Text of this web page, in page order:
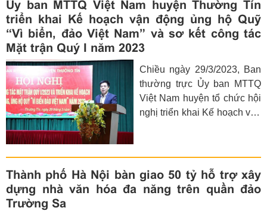
động viên cán bộ, chiến sỹ
và các tầng lớp Nhân dân
trên các vùng biển, đảo, góp
chủ quyền thiêng liêng của
Tổ quốc.
hợp thống nhất hành động
của Ủy ban MTTQ Việt Nam
quận Cầu Giấy năm 2023.
Hội trường Quận ủy, Ban
Thường trực Ủy ban MTTQ
Việt Nam quận Cầu Giấy đã
tổ chức Hội nghị phát động
2023.
Ủy ban MTTQ Việt Nam huyện Thường Tín
triển khai Kế hoạch vận động ủng hộ Quỹ
“Vì biển, đảo Việt Nam” và sơ kết công tác
Mặt trận Quý I năm 2023
Chiều ngày 29/3/2023, Ban
thường trực Ủy ban MTTQ
Việt Nam huyện tổ chức hội
nghị triển khai Kế hoạch vận
công tác Mặt trận Quý I năm
2023. Tham dự hội nghị có
Ông Lê Tuấn Dũng - Ủy viên
Ban Thường vụ Huyện ủy,
Thành phố Hà Nội bàn giao 50 tỷ hỗ trợ xây
dựng nhà văn hóa đa năng trên quần đảo
Trường Sa